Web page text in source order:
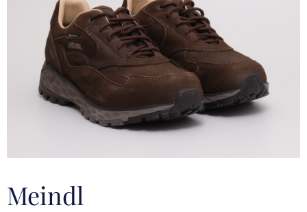
Meindl